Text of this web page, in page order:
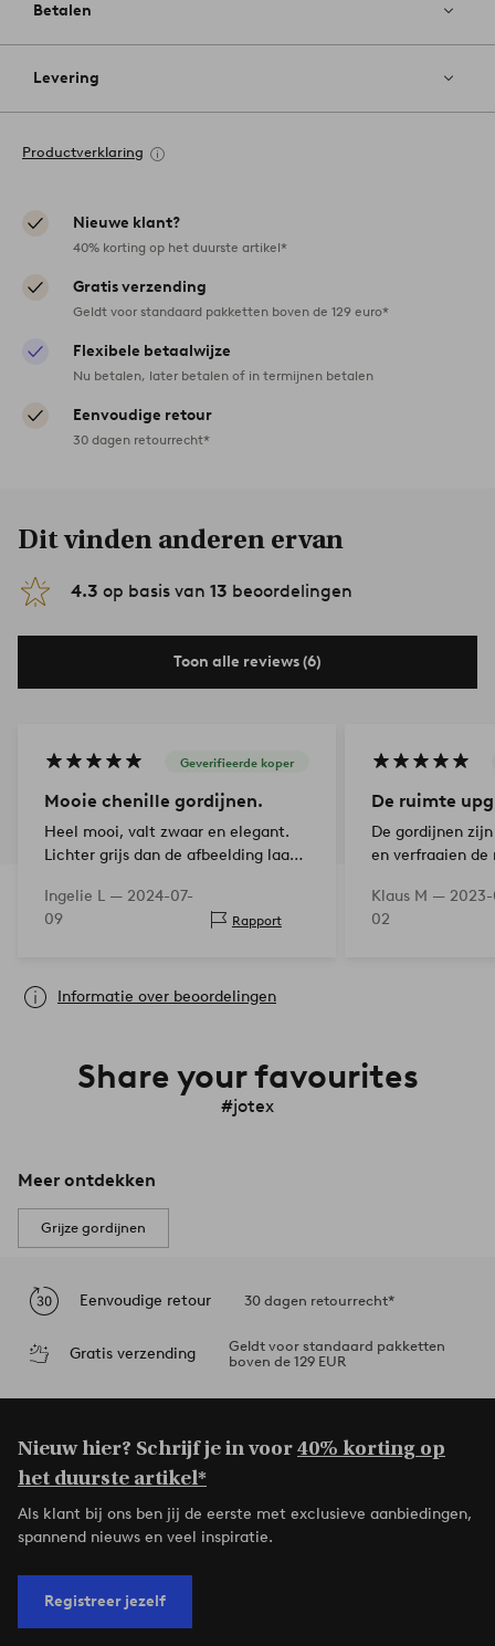
Betalen
Levering
Productverklaring
Nieuwe klant?
40% korting op het duurste artikel*
Gratis verzending
Geldt voor standaard pakketten boven de 129 euro*
Flexibele betaalwijze
Nu betalen, later betalen of in termijnen betalen
Eenvoudige retour
30 dagen retourrecht*
Dit vinden anderen ervan
4.3 op basis van 13 beoordelingen
Toon alle reviews (6)
Geverifieerde koper
Mooie chenille gordijnen.
Heel mooi, valt zwaar en elegant.
Lichter grijs dan de afbeelding laat
Ingelie L — 2024-07-
09
Rapport
De ruimte
De gordijnen
en verfraaien
nog een keer
Klaus M —
02
Informatie over beoordelingen
Share your favourites
#jotex
Meer ontdekken
Grijze gordijnen
Eenvoudige retour 30 dagen retourrecht*
Gratis verzending
Geldt voor standaard pakketten
boven de 129 EUR
Nieuw hier? Schrijf je in voor40% korting op
het duurste artikel*
Als klant bij ons ben jij de eerste met exclusieve aanbiedingen,
spannend nieuws en veel inspiratie.
Registreer jezelf